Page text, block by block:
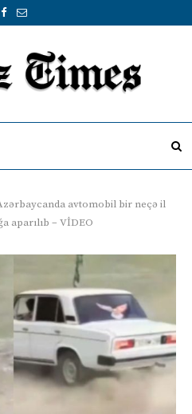
avtomobil bir neçə il
aparılıb – VİDEO